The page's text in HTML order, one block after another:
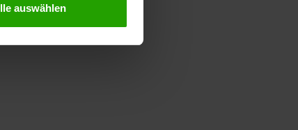
auswählen